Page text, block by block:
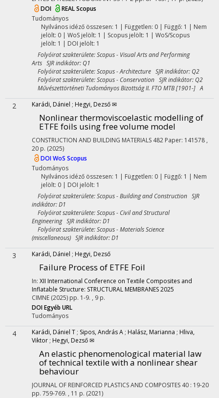
DOI
REALScopus
Tudományos
Nyilvános idéző összesen: 1 | Független: 0 | Függő: 1 | Nem
jelölt: 0 | WoS jelölt: 1 | Scopus jelölt: 1 | WoS/Scopus
jelölt: 1 | DOI jelölt: 1
Folyóirat szakterülete: Scopus - Visual Arts and Performing
Arts SJR indikátor: Q1
Folyóirat szakterülete: Scopus - Architecture SJR indikátor: Q2
Folyóirat szakterülete: Scopus - Conservation SJR indikátor: Q2
Művészettörténeti Tudományos Bizottság II. FTO MTB [1901-] A
2 Karádi, Dániel ; Hegyi, Dezső ✉
Nonlinear thermoviscoelastic modelling of
ETFE foils using free volume model
CONSTRUCTION AND BUILDING MATERIALS 482 Paper: 141578 ,
20 p. (2025)
DOIWoS Scopus
Tudományos
Nyilvános idéző összesen: 1 | Független: 0 | Függő: 1 | Nem
jelölt: 0 | DOI jelölt: 1
Folyóirat szakterülete: Scopus - Building and Construction SJR
indikátor: D1
Folyóirat szakterülete: Scopus - Civil and Structural
Engineering SJR indikátor: D1
Folyóirat szakterülete: Scopus - Materials Science
(miscellaneous) SJR indikátor: D1
3 Karádi, Dániel ; Hegyi, Dezső
Failure Process of ETFE Foil
In: XII International Conference on Textile Composites and
Inflatable Structure: STRUCTURAL MEMBRANES 2025
CIMNE (2025) pp. 1-9. , 9 p.
DOIEgyéb URL
Tudományos
4 Karádi, Dániel T ; Sipos, András A ; Halász, Marianna ; Hliva,
Viktor ; Hegyi, Dezső ✉
An elastic phenomenological material law
of technical textile with a nonlinear shear
behaviour
JOURNAL OF REINFORCED PLASTICS AND COMPOSITES 40 : 19-20
pp. 759-769. , 11 p. (2021)